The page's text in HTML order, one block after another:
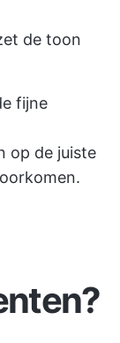
de toon
fijne
op de juiste